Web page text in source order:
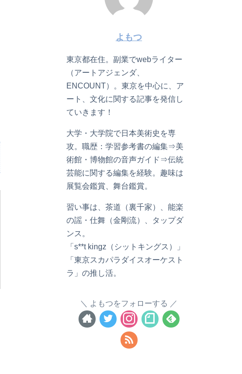
よもつ
東京都在住。副業でwebライター
（アートアジェンダ、
ENCOUNT）。東京を中心に、ア
ート、文化に関する記事を発信し
ていきます！
大学・大学院で日本美術史を専
攻。職歴：学習参考書の編集⇒美
術館・博物館の音声ガイド⇒伝統
芸能に関する編集を経験。趣味は
展覧会鑑賞、舞台鑑賞。
習い事は、茶道（裏千家）、能楽
の謡・仕舞（金剛流）、タップダ
ンス。
「s**t kingz（シットキングス）」
「東京スカパラダイスオーケスト
ラ」の推し活。
よもつをフォローする